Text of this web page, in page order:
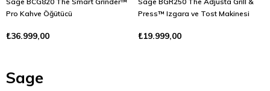
Pro Kahve Öğütücü
₺36.999,00
Press™ Izgara ve Tost Makinesi
₺19.999,00
Sage